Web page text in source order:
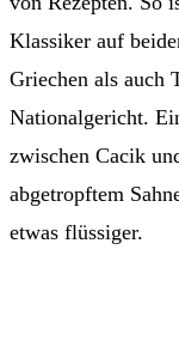
Klassiker auf
Griechen als auch
Nationalgericht.
zwischen Cacik
abgetropftem
etwas flüssiger.